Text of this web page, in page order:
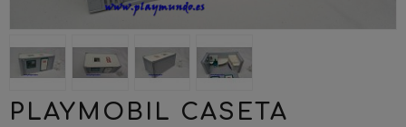
PLAYMOBIL CASETA